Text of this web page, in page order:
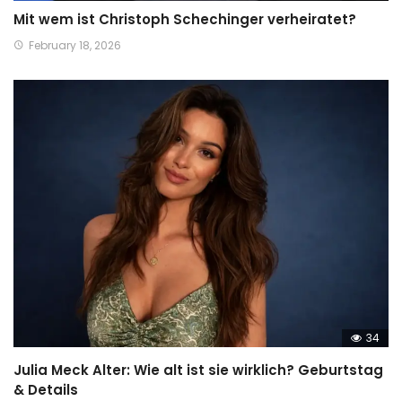
Mit wem ist Christoph Schechinger verheiratet?
February 18, 2026
34
Julia Meck Alter: Wie alt ist sie wirklich? Geburtstag
& Details